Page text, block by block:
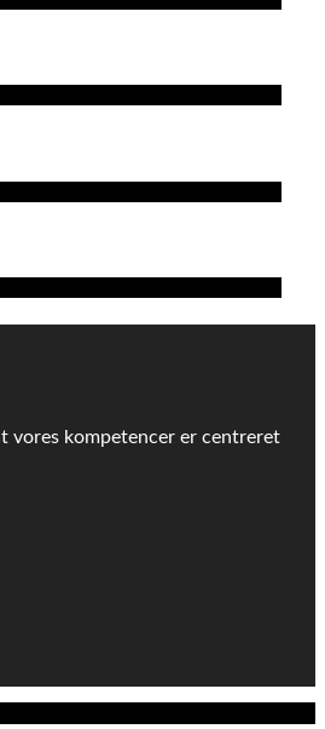
vores kompetencer er centreret